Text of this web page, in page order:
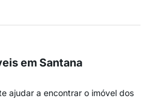
em Santana
ajudar a encontrar o imóvel dos